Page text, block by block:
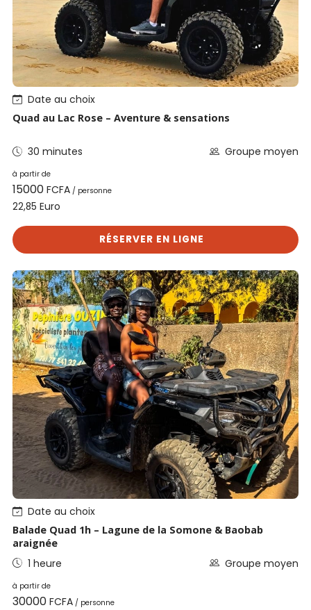
Date au choix
Quad au Lac Rose – Aventure & sensations
30 minutes Groupe moyen
à partir de
15000FCFA / personne
22,85Euro
RÉSERVER EN LIGNE
Date au choix
Balade Quad 1h – Lagune de la Somone & Baobab
araignée
1 heure Groupe moyen
à partir de
30000FCFA / personne